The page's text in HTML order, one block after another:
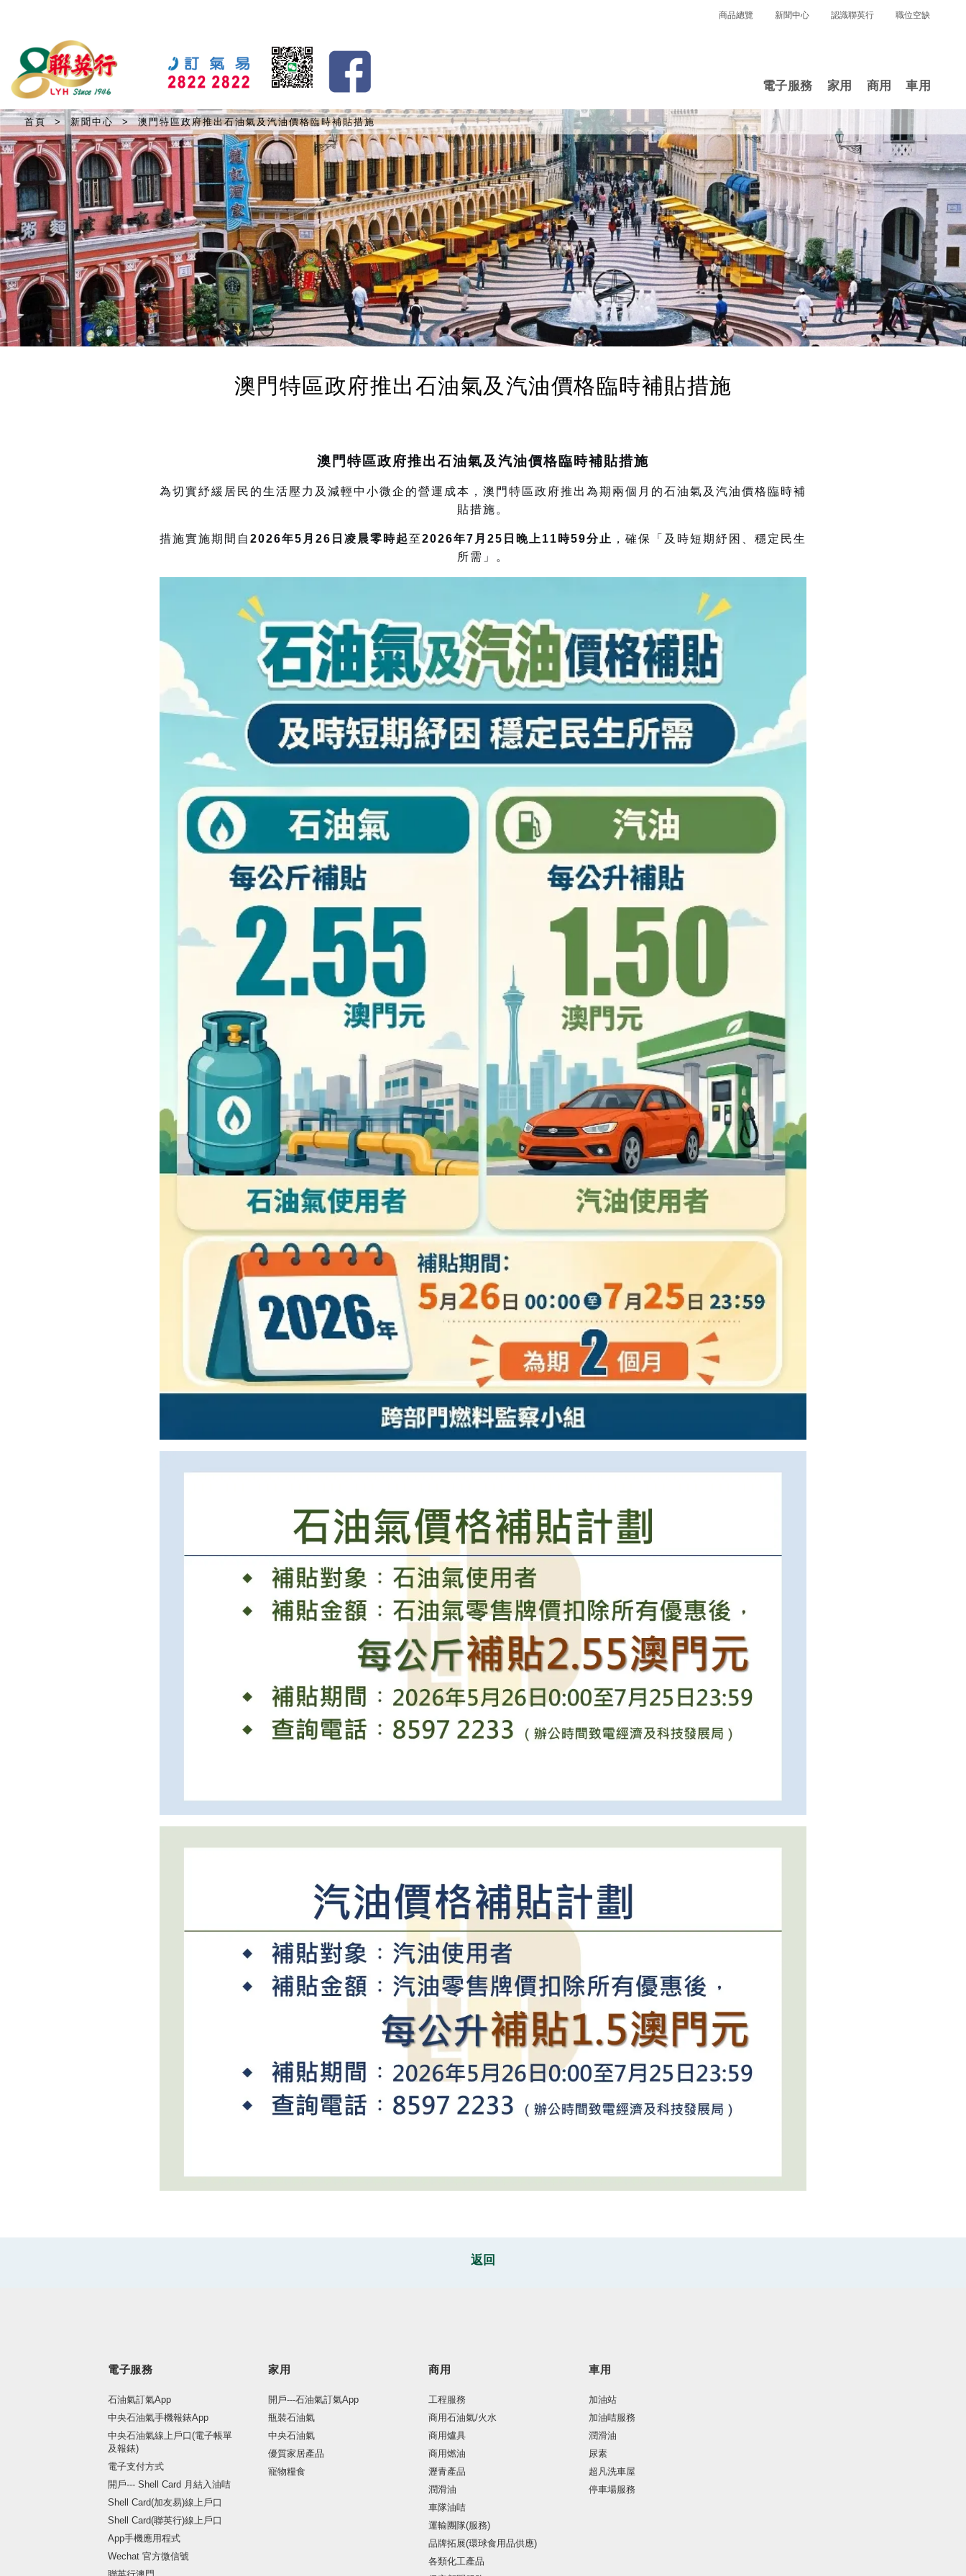
商品總覽 新聞中心 認識聯英行 職位空缺
電子服務 家用 商用 車用
首頁> 新聞中心>澳門特區政府推出石油氣及汽油價格臨時補貼措施
澳門特區政府推出石油氣及汽油價格臨時補貼措施
澳門特區政府推出石油氣及汽油價格臨時補貼措施
為切實紓緩居民的生活壓力及減輕中小微企的營運成本，澳門特區政府推出為期兩個月的石油氣及汽油價格臨時補
貼措施。
措施實施期間自 2026年5月26日凌晨零時起至2026年7月25日晚上11時59分止 ，確保「及時短期紓困、穩定民生
所需」。
返回
電子服務
石油氣訂氣App
中央石油氣手機報錶App
中央石油氣線上戶口(電子帳單
及報錶)
電子支付方式
開戶--- Shell Card 月結入油咭
Shell Card(加友易)線上戶口
Shell Card(聯英行)線上戶口
App手機應用程式
Wechat 官方微信號
家用
開戶---石油氣訂氣App
瓶裝石油氣
中央石油氣
優質家居產品
寵物糧食
商用
工程服務
商用石油氣/火水
商用爐具
商用燃油
瀝青產品
潤滑油
車隊油咭
運輸團隊(服務)
品牌拓展(環球食用品供應)
各類化工產品
車用
加油站
加油咭服務
潤滑油
尿素
超凡洗車屋
停車場服務